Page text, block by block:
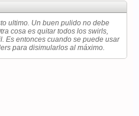
ultimo. Un buen pulido no debe
cosa es quitar todos los swirls,
Es entonces cuando se puede usar
para disimularlos al máximo.